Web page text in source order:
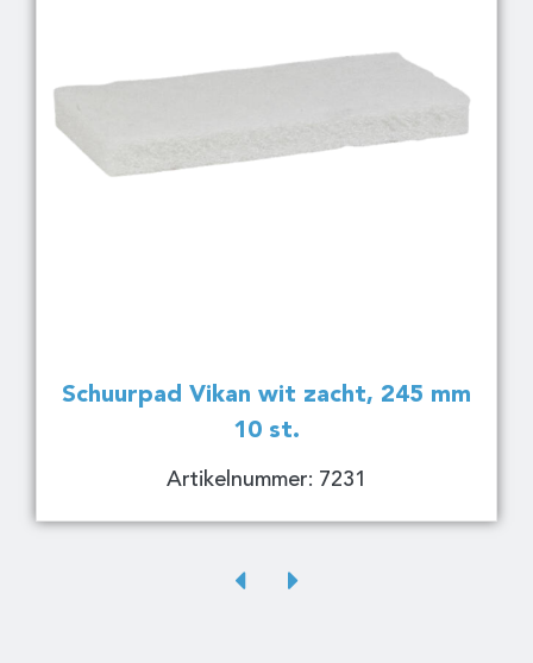
Schuurpad Vikan wit zacht, 245 mm
10 st.
Artikelnummer: 7231